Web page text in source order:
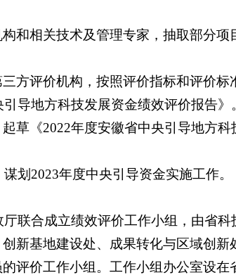
和相关技术及管理专家，抽取部分
方评价机构，按照评价指标和评价标
导地方科技发展资金绩效评价报告》
草《2022年度安徽省中央引导地方
划2023年度中央引导资金实施工作。
联合成立绩效评价工作小组，由省
新基地建设处、成果转化与区域创新
评价工作小组。工作小组办公室设在